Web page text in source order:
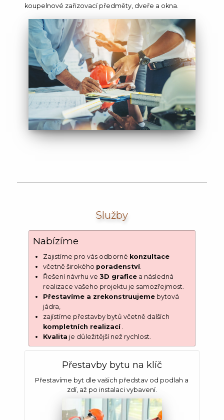
koupelnové zařizovací předměty, dveře a okna.
Služby
Nabízíme
Zajistíme pro vás odborné konzultace
včetně širokého poradenství.
Řešení návrhu ve3D grafice a následná
realizace vašeho projektu je samozřejmost.
Přestavíme a zrekonstruujeme bytová
jádra,
zajístíme přestavby bytů včetně dalších
kompletních realizací.
Kvalita je důležitější než rychlost.
Přestavby bytu na klíč
Přestavíme byt dle vašich představ od podlah a
zdí, až po instalaci vybavení.